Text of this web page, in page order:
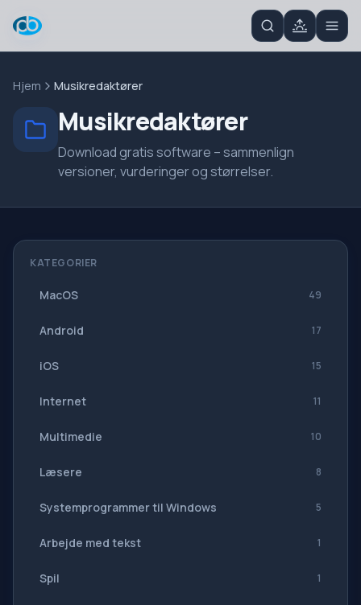
Hjem Musikredaktører
Musikredaktører
Download gratis software – sammenlign
versioner, vurderinger og størrelser.
KATEGORIER
MacOS 49
Android 17
iOS 15
Internet 11
Multimedie 10
Læsere 8
Systemprogrammer til Windows 5
Arbejde med tekst 1
Spil 1